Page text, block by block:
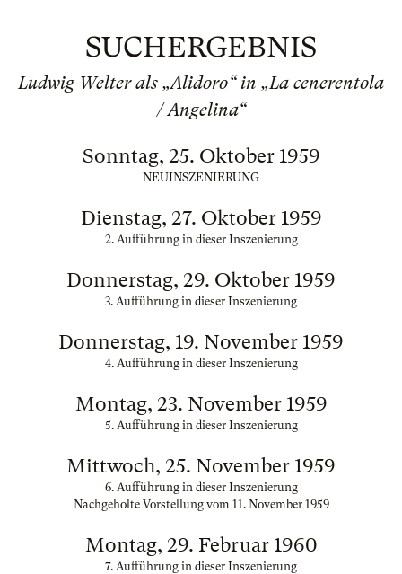
SUCHERGEBNIS
Ludwig Welter als „Alidoro“ in „La cenerentola
/ Angelina“
Sonntag, 25. Oktober 1959
NEUINSZENIERUNG
Dienstag, 27. Oktober 1959
2. Aufführung in dieser Inszenierung
Donnerstag, 29. Oktober 1959
3. Aufführung in dieser Inszenierung
Donnerstag, 19. November 1959
4. Aufführung in dieser Inszenierung
Montag, 23. November 1959
5. Aufführung in dieser Inszenierung
Mittwoch, 25. November 1959
6. Aufführung in dieser Inszenierung
Nachgeholte Vorstellung vom 11. November 1959
Montag, 29. Februar 1960
7. Aufführung in dieser Inszenierung